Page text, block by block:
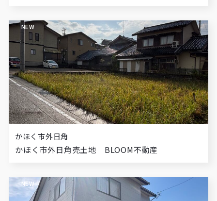
かほく市外日角
かほく市外日角売土地 BLOOM不動産
NEW
NEW